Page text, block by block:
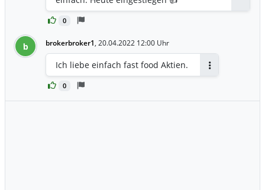
0
b brokerbroker1, 20.04.2022 12:00 Uhr
0
Ich liebe einfach fast food Aktien.